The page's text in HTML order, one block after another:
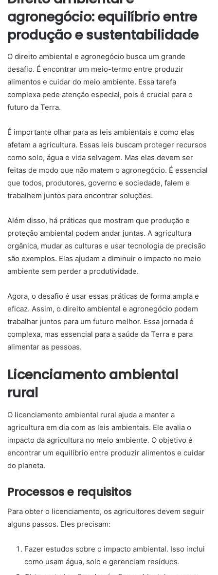
agronegócio: equilíbrio entre
produção e sustentabilidade
O direito ambiental e agronegócio busca um grande
desafio. É encontrar um meio-termo entre produzir
alimentos e cuidar do meio ambiente. Essa tarefa
complexa pede atenção especial, pois é crucial para o
futuro da Terra.
É importante olhar para as leis ambientais e como elas
afetam a agricultura. Essas leis buscam proteger recursos
como solo, água e vida selvagem. Mas elas devem ser
feitas de modo que não matem o agronegócio. É essencial
que todos, produtores, governo e sociedade, falem e
trabalhem juntos para encontrar soluções.
Além disso, há práticas que mostram que produção e
proteção ambiental podem andar juntas. A agricultura
orgânica, mudar as culturas e usar tecnologia de precisão
são exemplos. Elas ajudam a diminuir o impacto no meio
ambiente sem perder a produtividade.
Agora, o desafio é usar essas práticas de forma ampla e
eficaz. Assim, o direito ambiental e agronegócio podem
trabalhar juntos para um futuro melhor. Essa jornada é
complexa, mas essencial para a saúde da Terra e para
alimentar as pessoas.
Licenciamento ambiental
rural
O licenciamento ambiental rural ajuda a manter a
agricultura em dia com as leis ambientais. Ele avalia o
impacto da agricultura no meio ambiente. O objetivo é
encontrar um equilíbrio entre produzir alimentos e cuidar
do planeta.
Processos e requisitos
Para obter o licenciamento, os agricultores devem seguir
alguns passos. Eles precisam:
Fazer estudos sobre o impacto ambiental. Isso inclui
como usam água, solo e gerenciam resíduos.